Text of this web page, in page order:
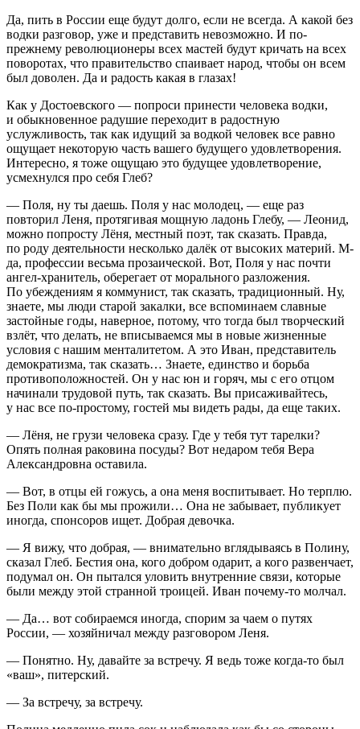
Да, пить в России еще будут долго, если не всегда. А какой без
водки разговор, уже и представить невозможно. И по-
прежнему революционеры всех мастей будут кричать на всех
поворотах, что правительство спаивает народ, чтобы он всем
был доволен. Да и радость какая в глазах!
Как у Достоевского — попроси принести человека водки,
и обыкновенное радушие переходит в радостную
услужливость, так как идущий за водкой человек все равно
ощущает некоторую часть вашего будущего удовлетворения.
Интересно, я тоже ощущаю это будущее удовлетворение,
усмехнулся про себя Глеб?
— Поля, ну ты даешь. Поля у нас молодец, — еще раз
повторил Леня, протягивая мощную ладонь Глебу, — Леонид,
можно попросту Лёня, местный поэт, так сказать. Правда,
по роду деятельности несколько далёк от высоких материй. М-
да, профессии весьма прозаической. Вот, Поля у нас почти
ангел-хранитель, оберегает от морального разложения.
По убеждениям я коммунист, так сказать, традиционный. Ну,
знаете, мы люди старой закалки, все вспоминаем славные
застойные годы, наверное, потому, что тогда был творческий
взлёт, что делать, не вписываемся мы в новые жизненные
условия с нашим менталитетом. А это Иван, представитель
демократизма, так сказать… Знаете, единство и борьба
противоположностей. Он у нас юн и горяч, мы с его отцом
начинали трудовой путь, так сказать. Вы присаживайтесь,
у нас все по-простому, гостей мы видеть рады, да еще таких.
— Лёня, не грузи человека сразу. Где у тебя тут тарелки?
Опять полная раковина посуды? Вот недаром тебя Вера
Александровна оставила.
— Вот, в отцы ей гожусь, а она меня воспитывает. Но терплю.
Без Поли как бы мы прожили… Она не забывает, публикует
иногда, спонсоров ищет. Добрая девочка.
— Я вижу, что добрая, — внимательно вглядываясь в Полину,
сказал Глеб. Бестия она, кого добром одарит, а кого развенчает,
подумал он. Он пытался уловить внутренние связи, которые
были между этой странной троицей. Иван почему-то молчал.
— Да… вот собираемся иногда, спорим за чаем о путях
России, — хозяйничал между разговором Леня.
— Понятно. Ну, давайте за встречу. Я ведь тоже когда-то был
«ваш», питерский.
— За встречу, за встречу.